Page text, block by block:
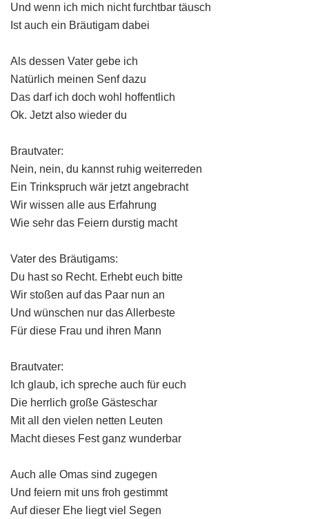
Und wenn ich mich nicht furchtbar täusch
Ist auch ein Bräutigam dabei
Als dessen Vater gebe ich
Natürlich meinen Senf dazu
Das darf ich doch wohl hoffentlich
Ok. Jetzt also wieder du
Brautvater:
Nein, nein, du kannst ruhig weiterreden
Ein Trinkspruch wär jetzt angebracht
Wir wissen alle aus Erfahrung
Wie sehr das Feiern durstig macht
Vater des Bräutigams:
Du hast so Recht. Erhebt euch bitte
Wir stoßen auf das Paar nun an
Und wünschen nur das Allerbeste
Für diese Frau und ihren Mann
Brautvater:
Ich glaub, ich spreche auch für euch
Die herrlich große Gästeschar
Mit all den vielen netten Leuten
Macht dieses Fest ganz wunderbar
Auch alle Omas sind zugegen
Und feiern mit uns froh gestimmt
Auf dieser Ehe liegt viel Segen